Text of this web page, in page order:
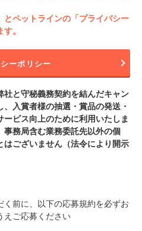
とペットラインの「プライバシー
。
ーポリシー
社と守秘義務契約を結んだキャン
入賞者様の抽選・賞品の発送・
ビス向上のために利用いたしま
務局含む業務委託先以外の個
はございません（法令により開示
前に、以下の応募規約を必ずお
えご応募ください